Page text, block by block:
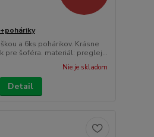
a 6ks pohárikov. Krásne
pre šoféra. materiál: preglej...
Nie je skladom
Detail